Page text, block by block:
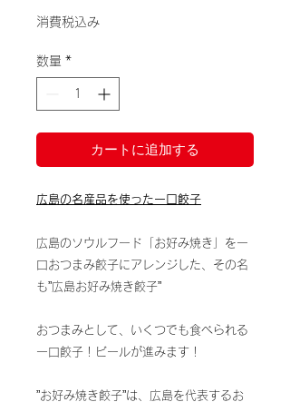
格
消費税込み
数量 *
カートに追加する
広島の名産品を使った一口餃子
広島のソウルフード「お好み焼き」を一
口おつまみ餃子にアレンジした、その名
も”広島お好み焼き餃子”
おつまみとして、いくつでも食べられる
一口餃子！ビールが進みます！
”お好み焼き餃子”は、広島を代表するお